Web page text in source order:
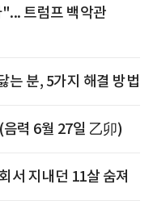
트럼프 백악관
는 분, 5가지 해결 방법
력 6월 27일 乙卯)
서 지내던 11살 숨져